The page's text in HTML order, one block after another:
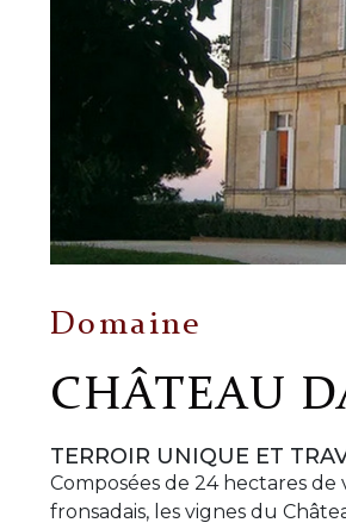
Domaine
CHÂTEAU
TERROIR UNIQUE ET
Composées de 24 hectares
fronsadais, les vignes du